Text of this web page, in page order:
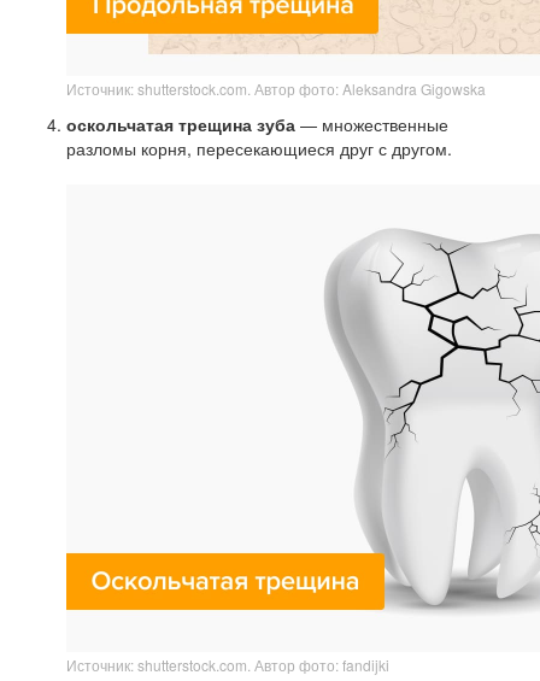
Источник: shutterstock.com. Автор фото: Aleksandra Gigowska
оскольчатая трещина зуба — множественные
разломы корня, пересекающиеся друг с другом.
Источник: shutterstock.com. Автор фото: fandijki